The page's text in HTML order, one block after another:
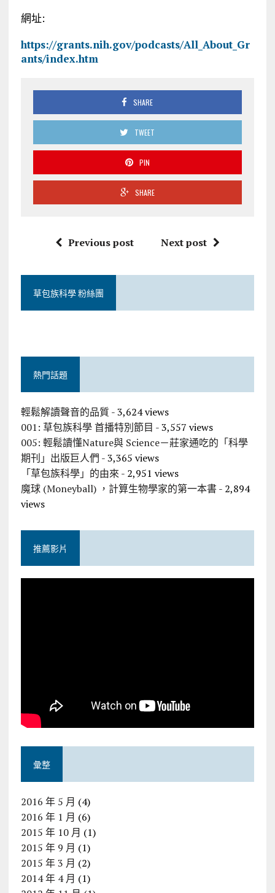
網址:
https://grants.nih.gov/podcasts/All_About_Gr
ants/index.htm
SHARE
TWEET
PIN
SHARE
Previous post Next post
草包族科學 粉絲團
熱門話題
輕鬆解讀聲音的品質- 3,624 views
001: 草包族科學 首播特別節目 - 3,557 views
005: 輕鬆讀懂Nature與 Science－莊家通吃的「科學
期刊」出版巨人們 - 3,365 views
「草包族科學」的由來 - 2,951 views
魔球 (Moneyball) ，計算生物學家的第一本書- 2,894
views
推薦影片
彙整
2016 年 5 月 (4)
2016 年 1 月 (6)
2015 年 10 月 (1)
2015 年 9 月 (1)
2015 年 3 月 (2)
2014 年 4 月 (1)